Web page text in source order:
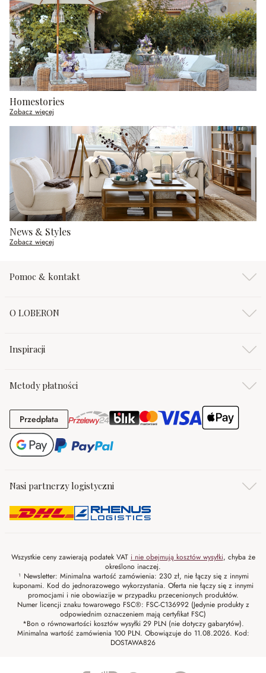
Homestories
Zobacz więcej
News & Styles
Zobacz więcej
Pomoc & kontakt
O LOBERON
Inspiracji
Metody płatności
PrzedpłataPrzedpłata
Nasi partnerzy logistyczni
Wszystkie ceny zawierają podatek VAT i nie obejmują kosztów wysyłki, chyba że
określono inaczej.
¹ Newsletter: Minimalna wartość zamówienia: 230 zł, nie łączy się z innymi
kuponami. Kod do jednorazowego wykorzystania. Oferta nie łączy się z innymi
promocjami i nie obowiazije w przypadku przecenionych produktów.
Numer licencji znaku towarowego FSC®: FSC-C136992 (Jedynie produkty z
odpowiednim oznaczeniem mają certyfikat FSC)
*Bon o równowartości kosztów wysyłki 29 PLN (nie dotyczy gabarytów).
Minimalna wartość zamówienia 100 PLN. Obowiązuje do 11.08.2026. Kod:
DOSTAWA826